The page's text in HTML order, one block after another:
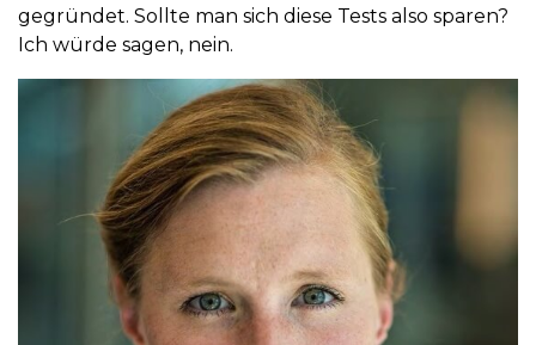
gegründet. Sollte man sich diese Tests also sparen?
Ich würde sagen, nein.